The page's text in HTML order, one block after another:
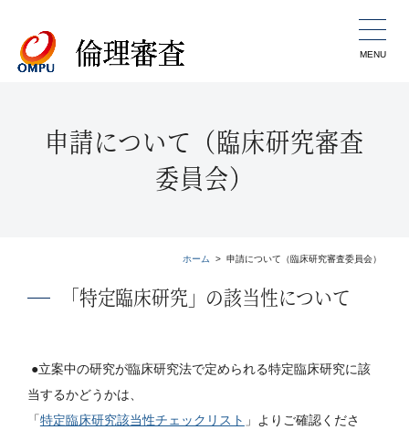
MENU
申請について（臨床研究審査
委員会）
ホーム 申請について（臨床研究審査委員会）
「特定臨床研究」の該当性について
●立案中の研究が臨床研究法で定められる特定臨床研究に該
当するかどうかは、
「特定臨床研究該当性チェックリスト 」よりご確認くださ